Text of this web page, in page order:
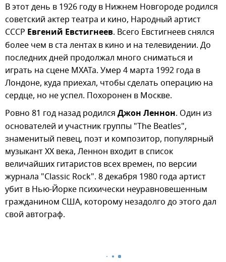
В этот день в 1926 году в Нижнем Новгороде родился
советский актер театра и кино, Народный артист
СССР Евгений Евстигнеев. Всего Евстигнеев снялся
более чем в ста лентах в кино и на телевидении. До
последних дней продолжал много сниматься и
играть на сцене МХАТа. Умер 4 марта 1992 года в
Лондоне, куда приехал, чтобы сделать операцию на
сердце, но не успел. Похоронен в Москве.
Ровно 81 год назад родился Джон Леннон. Один из
основателей и участник группы "The Beatles",
знаменитый певец, поэт и композитор, популярный
музыкант XX века, Леннон входит в список
величайших гитаристов всех времен, по версии
журнала "Classic Rock". 8 декабря 1980 года артист
убит в Нью-Йорке психически неуравновешенным
гражданином США, которому незадолго до этого дал
свой автограф.